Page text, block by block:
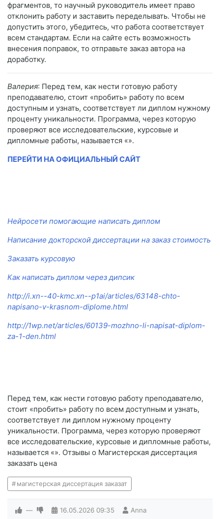
фрагментов, то научный руководитель имеет право
отклонить работу и заставить переделывать. Чтобы не
допустить этого, убедитесь, что работа соответствует
всем стандартам. Если на сайте есть возможность
внесения поправок, то отправьте заказ автора на
доработку.
Валерия: Перед тем, как нести готовую работу
преподавателю, стоит «пробить» работу по всем
доступным и узнать, соответствует ли диплом нужному
проценту уникальности. Программа, через которую
проверяют все исследовательские, курсовые и
дипломные работы, называется «».
ПЕРЕЙТИ НА ОФИЦИАЛЬНЫЙ САЙТ
Нейросети помогающие написать диплом
Написание докторской диссертации на заказ стоимость
Заказать курсовую
Как написать диплом через дипсик
http://i.xn--40-kmc.xn--p1ai/articles/63148-chto-
napisano-v-krasnom-diplome.html
http://1wp.net/articles/60139-mozhno-li-napisat-diplom-
za-1-den.html
Перед тем, как нести готовую работу преподавателю,
стоит «пробить» работу по всем доступным и узнать,
соответствует ли диплом нужному проценту
уникальности. Программа, через которую проверяют
все исследовательские, курсовые и дипломные работы,
называется «». Отзывы о Магистерская диссертация
заказать цена
магистерская диссертация заказат
— 16.05.2026 09:35 Anna